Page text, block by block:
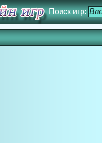
Поиск игр: